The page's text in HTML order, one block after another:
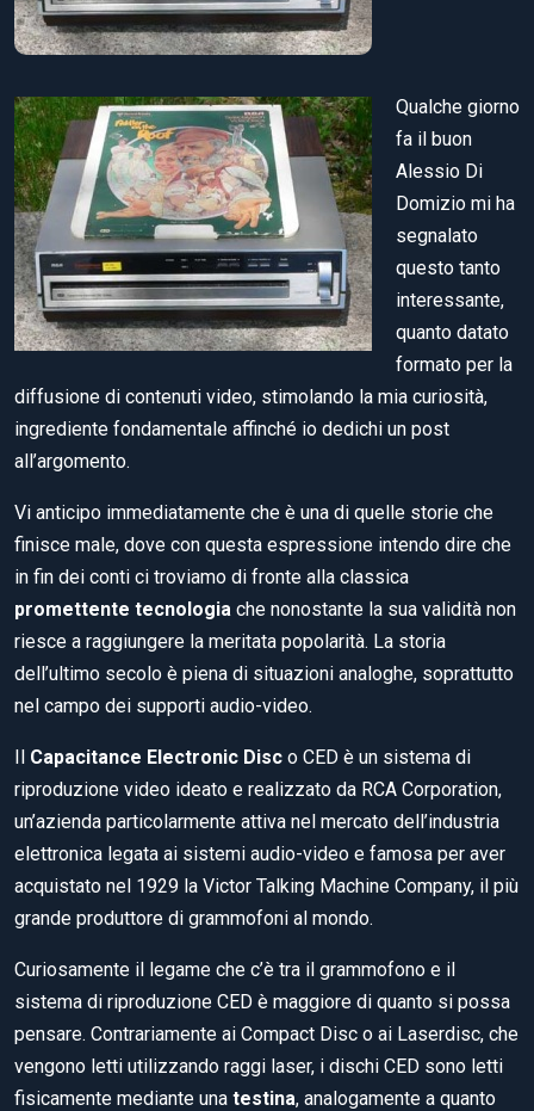
Qualche giorno
fa il buon
Alessio Di
Domizio mi ha
segnalato
questo tanto
interessante,
quanto datato
formato per la
diffusione di contenuti video, stimolando la mia curiosità,
ingrediente fondamentale affinché io dedichi un post
all’argomento.
Vi anticipo immediatamente che è una di quelle storie che
finisce male, dove con questa espressione intendo dire che
in fin dei conti ci troviamo di fronte alla classica
promettente tecnologia che nonostante la sua validità non
riesce a raggiungere la meritata popolarità. La storia
dell’ultimo secolo è piena di situazioni analoghe, soprattutto
nel campo dei supporti audio-video.
Il Capacitance Electronic Disc o CED è un sistema di
riproduzione video ideato e realizzato da RCA Corporation,
un’azienda particolarmente attiva nel mercato dell’industria
elettronica legata ai sistemi audio-video e famosa per aver
acquistato nel 1929 la Victor Talking Machine Company, il più
grande produttore di grammofoni al mondo.
Curiosamente il legame che c’è tra il grammofono e il
sistema di riproduzione CED è maggiore di quanto si possa
pensare. Contrariamente ai Compact Disc o ai Laserdisc, che
vengono letti utilizzando raggi laser, i dischi CED sono letti
fisicamente mediante una testina, analogamente a quanto